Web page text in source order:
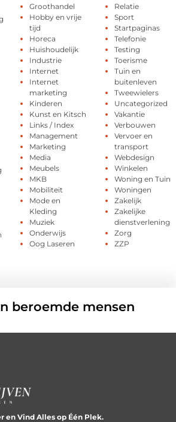
Groothandel
Hobby en vrije
tijd
Horeca
Huishoudelijk
Industrie
Internet
Internet
marketing
Kinderen
Kunst en Kitsch
Links / Index
Management
Marketing
Media
Meubels
MKB
Mobiliteit
Mode en
Kleding
Muziek
Onderwijs
Oog Laseren
Relatie
Sport
Startpaginas
Telefonie
Testing
Toerisme
Tuin en
buitenleven
Tweewielers
Uncategorized
Vakantie
Verbouwen
Vervoer en
transport
Webdesign
Winkelen
Woning en Tuin
Woningen
Zakelijk
Zakelijke
dienstverlening
Zorg
ZZP
beroemde mensen
en Vind Alles op Één Plek.